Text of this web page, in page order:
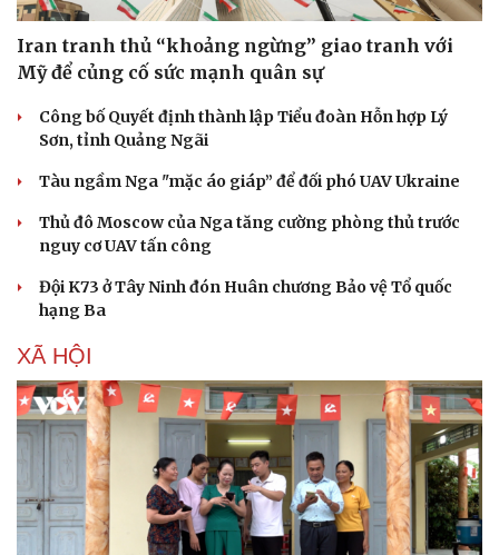
Iran tranh thủ “khoảng ngừng” giao tranh với
Mỹ để củng cố sức mạnh quân sự
Công bố Quyết định thành lập Tiểu đoàn Hỗn hợp Lý
Sơn, tỉnh Quảng Ngãi
Tàu ngầm Nga "mặc áo giáp” để đối phó UAV Ukraine
Thủ đô Moscow của Nga tăng cường phòng thủ trước
nguy cơ UAV tấn công
Đội K73 ở Tây Ninh đón Huân chương Bảo vệ Tổ quốc
hạng Ba
XÃ HỘI